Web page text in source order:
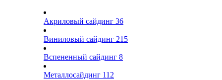
Акриловый сайдинг 36
Виниловый сайдинг 215
Вспененный сайдинг 8
Металлосайдинг 112